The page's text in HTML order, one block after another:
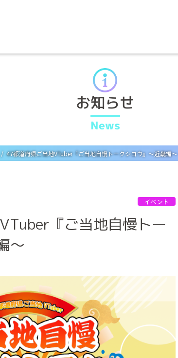
お知らせ
News
47都道府県ご当地VTuber『ご当地自慢トークシヨウ』～近畿編～
イベント
『ご当地自慢トー
～